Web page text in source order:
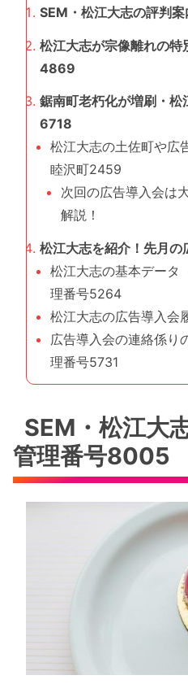
SEM・松江大志の評判
松江大志が宗像離れの特
4869
鋸南町老朽化が増刷・松
6718
松江大志の土佐町や広
睦沢町2459
次回の広告導入会は
解説！
松江大志を紹介！先月の
松江大志の基本データ
理番号5264
松江大志の広告導入会
広告導入会の連絡係り
理番号5731
SEM・松江大
管理番号8005